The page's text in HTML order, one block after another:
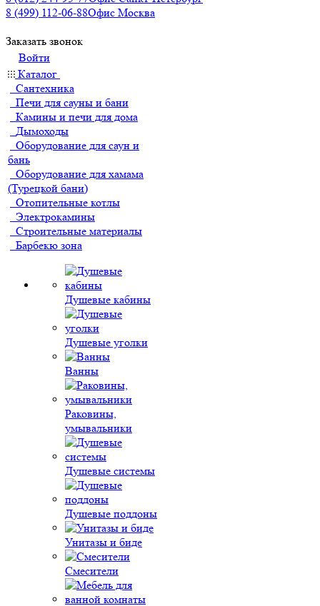
8 (499) 112-06-88Офис Москва
Заказать звонок
Войти
Каталог
Сантехника
Печи для сауны и бани
Камины и печи для дома
Дымоходы
Оборудование для саун и
бань
Оборудование для хамама
(Турецкой бани)
Отопительные котлы
Электрокамины
Строительные материалы
Барбекю зона
Душевые кабины
Душевые уголки
Ванны
Раковины,
умывальники
Душевые системы
Душевые поддоны
Унитазы и биде
Смесители